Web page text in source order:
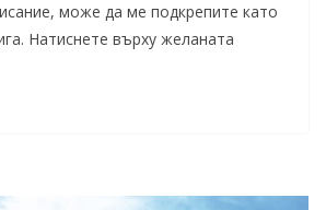
може да ме подкрепите като
Натиснете върху желаната